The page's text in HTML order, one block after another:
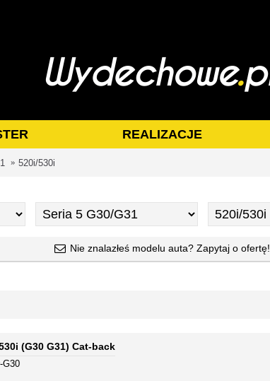
REALIZACJE
520i/530i
Nie znalazłeś modelu auta? Zapytaj o ofertę!
(G30 G31) Cat-back
G30